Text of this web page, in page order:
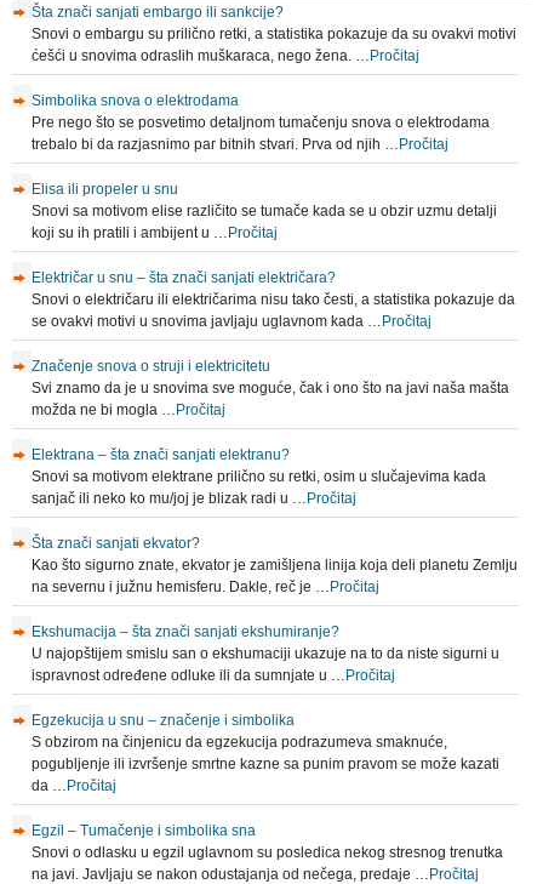
Šta znači sanjati embargo ili sankcije?
Snovi o embargu su prilično retki, a statistika pokazuje da su ovakvi motivi
ćešći u snovima odraslih muškaraca, nego žena. … Pročitaj
Simbolika snova o elektrodama
Pre nego što se posvetimo detaljnom tumačenju snova o elektrodama
trebalo bi da razjasnimo par bitnih stvari. Prva od njih … Pročitaj
Elisa ili propeler u snu
Snovi sa motivom elise različito se tumače kada se u obzir uzmu detalji
koji su ih pratili i ambijent u … Pročitaj
Električar u snu – šta znači sanjati električara?
Snovi o električaru ili električarima nisu tako česti, a statistika pokazuje da
se ovakvi motivi u snovima javljaju uglavnom kada … Pročitaj
Značenje snova o struji i elektricitetu
Svi znamo da je u snovima sve moguće, čak i ono što na javi naša mašta
možda ne bi mogla … Pročitaj
Elektrana – šta znači sanjati elektranu?
Snovi sa motivom elektrane prilično su retki, osim u slučajevima kada
sanjač ili neko ko mu/joj je blizak radi u … Pročitaj
Šta znači sanjati ekvator?
Kao što sigurno znate, ekvator je zamišljena linija koja deli planetu Zemlju
na severnu i južnu hemisferu. Dakle, reč je … Pročitaj
Ekshumacija – šta znači sanjati ekshumiranje?
U najopštijem smislu san o ekshumaciji ukazuje na to da niste sigurni u
ispravnost određene odluke ili da sumnjate u … Pročitaj
Egzekucija u snu – značenje i simbolika
S obzirom na činjenicu da egzekucija podrazumeva smaknuće,
pogubljenje ili izvršenje smrtne kazne sa punim pravom se može kazati
da … Pročitaj
Egzil – Tumačenje i simbolika sna
Snovi o odlasku u egzil uglavnom su posledica nekog stresnog trenutka
na javi. Javljaju se nakon odustajanja od nečega, predaje … Pročitaj